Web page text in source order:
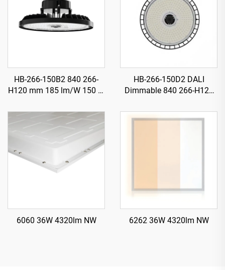
HB-266-150B2 840 266-
H120 mm 185 lm/W 150 W
Għoli Ħajji (UFO) għall-
Bajjiet
HB-266-150D2 DALI
Dimmable 840 266-H120
27750 lm Illuminatur LED
Għoli Ħajji (UFO) għall-
6060 36W 4320lm NW 6262 36W 4320lm NW